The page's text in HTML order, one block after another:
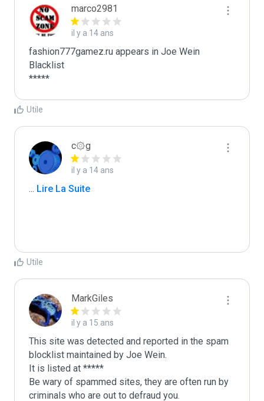
marco2981
il y a 14 ans
fashion777gamez.ru appears in Joe Wein
Blacklist
*****
Utile
c۞g
il y a 14 ans
... Lire La Suite
Utile
MarkGiles
il y a 15 ans
This site was detected and reported in the spam
blocklist maintained by Joe Wein.
It is listed at *****
Be wary of spammed sites, they are often run by
criminals who are out to defraud you.